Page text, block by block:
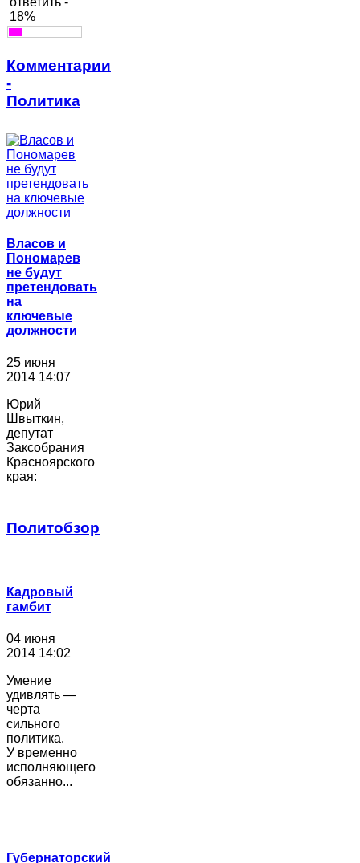
18%
Комментарии
-
Политика
Власов и
Пономарев
не будут
претендовать
на
ключевые
должности
25 июня
2014 14:07
Юрий
Швыткин,
депутат
Заксобрания
Красноярского
края:
Политобзор
Кадровый
гамбит
04 июня
2014 14:02
Умение
удивлять —
черта
сильного
политика.
У временно
исполняющего
обязанно...
Губернаторский